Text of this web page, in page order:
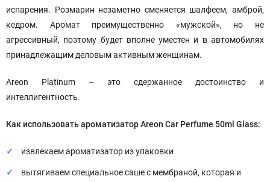
испарения. Розмарин незаметно сменяется шалфеем, амброй,
кедром. Аромат преимущественно «мужской», но не
агрессивный, поэтому будет вполне уместен и в автомобилях
принадлежащим деловым активным женщинам.
Areon Platinum – это сдержанное достоинство и
интеллигентность.
Как использоватьароматизатор Areon Car Perfume 50ml Glass:
извлекаем ароматизатор из упаковки
вытягиваем специальное саше с мембраной, которая и